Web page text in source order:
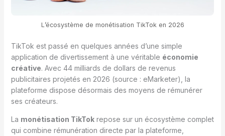
L’écosystème de monétisation TikTok en 2026
TikTok est passé en quelques années d’une simple
application de divertissement à une véritable économie
créative. Avec 44 milliards de dollars de revenus
publicitaires projetés en 2026 (source : eMarketer), la
plateforme dispose désormais des moyens de rémunérer
ses créateurs.
La monétisation TikTokrepose sur un écosystème complet
qui combine rémunération directe par la plateforme,